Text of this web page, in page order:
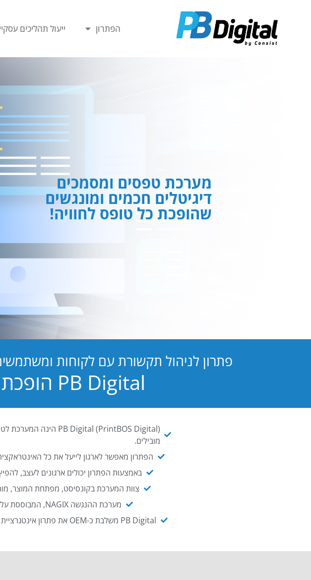
הפתרון ייעול תהליכים
מערכת טפסים ומסמכים
דיגיטלים חכמים ומונגשים
שהופכת כל טופס לחוויה!
פתרון לניהול תקשורת עם לקוחות
PB Digital הופכת כל מסמך וטופס, לחוויה!
מובילים.
הפתרון מאפשר לארגון לייעל את כל
באמצעות הפתרון יכולים ארגונים לעצב,
צוות המערכת בקונסיסט, מפתחת המוצר,
מערכת ההנגשה NAGIX, המבוססת על PB Digital, מאפשרת להנגיש מסמכים ארגוניים באופן אוטומטי ויעיל.
PB Digital משלבת כ-OEM את פתרון אינטגרציית ה-API של חברת WSO2 - המאפשר לחבר בקלות בין מערכות ארגוניות